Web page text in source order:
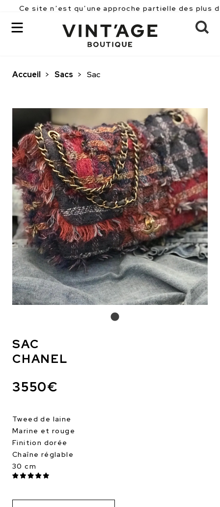
n’est qu’une approche partielle des plus de 2500
Accueil > Sacs > Sac
SAC
CHANEL
3550€
Tweed de laine
Marine et rouge
Finition dorée
Chaîne réglable
30 cm